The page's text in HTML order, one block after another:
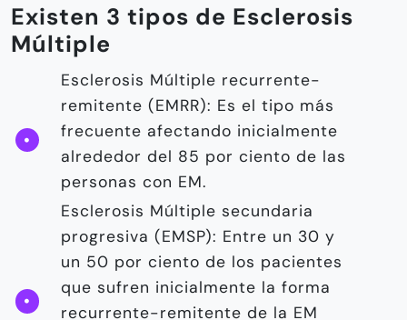
Existen 3 tipos de Esclerosis
Múltiple
Esclerosis Múltiple recurrente-
remitente (EMRR): Es el tipo más
frecuente afectando inicialmente
alrededor del 85 por ciento de las
personas con EM.
Esclerosis Múltiple secundaria
progresiva (EMSP): Entre un 30 y
un 50 por ciento de los pacientes
que sufren inicialmente la forma
recurrente-remitente de la EM